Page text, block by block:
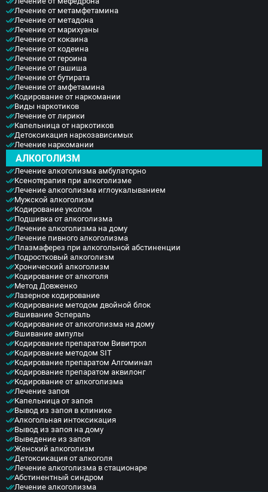
прибывшей бригады возникли сомнения по
поводу состояния пациента, его перевозят в
наркологическую клинику в условия стационара.
Лечение от метамфетамина
Лечение от метадона
Лечение от марихуаны
Лечение от кокаина
Лечение от кодеина
Лечение от героина
Лечение от гашиша
Лечение от бутирата
Лечение от амфетамина
Кодирование от наркомании
Виды наркотиков
Лечение от лирики
Капельница от наркотиков
Детоксикация наркозависимых
Лечение наркомании
АЛКОГОЛИЗМ
Лечение алкоголизма амбулаторно
Ксенотерапия при алкоголизме
Лечение алкоголизма иглоукалыванием
Мужской алкоголизм
Кодирование уколом
Подшивка от алкоголизма
Лечение алкоголизма на дому
Лечение пивного алкоголизма
Плазмаферез при алкогольной абстиненции
Подростковый алкоголизм
Хронический алкоголизм
Кодирование от алкоголя
Метод Довженко
Лазерное кодирование
Кодирование методом двойной блок
Вшивание Эспераль
Кодирование от алкоголизма на дому
Вшивание ампулы
Кодирование препаратом Вивитрол
Кодирование методом SIT
Кодирование препаратом Алгоминал
Кодирование препаратом аквилонг
Кодирование от алкоголизма
Лечение запоя
Капельница от запоя
Вывод из запоя в клинике
Алкогольная интоксикация
Вывод из запоя на дому
Выведение из запоя
Женский алкоголизм
Детоксикация от алкоголя
Лечение алкоголизма в стационаре
Абстинентный синдром
Лечение алкоголизма